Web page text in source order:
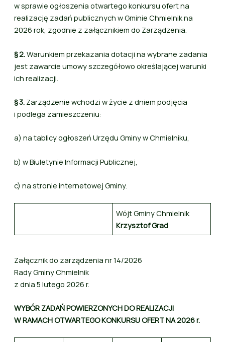
w sprawie ogłoszenia otwartego konkursu ofert na
realizację zadań publicznych w Gminie Chmielnik na
2026 rok, zgodnie z załącznikiem do Zarządzenia.
§ 2.Warunkiem przekazania dotacji na wybrane zadania
jest zawarcie umowy szczegółowo określającej warunki
ich realizacji.
§ 3. Zarządzenie wchodzi w życie z dniem podjęcia
i podlega zamieszczeniu:
a) na tablicy ogłoszeń Urzędu Gminy w Chmielniku,
b) w Biuletynie Informacji Publicznej,
c) na stronie internetowej Gminy.
Wójt Gminy Chmielnik
Krzysztof Grad
Załącznik do zarządzenia nr 14/2026
Rady Gminy Chmielnik
z dnia 5 lutego 2026 r.
WYBÓR ZADAŃ POWIERZONYCH DO REALIZACJI
W RAMACH OTWARTEGO KONKURSU OFERT NA 2026 r.